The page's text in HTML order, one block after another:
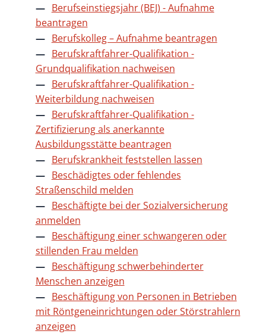
Berufseinstiegsjahr (BEJ) - Aufnahme
beantragen
Berufskolleg – Aufnahme beantragen
Berufskraftfahrer-Qualifikation -
Grundqualifikation nachweisen
Berufskraftfahrer-Qualifikation -
Weiterbildung nachweisen
Berufskraftfahrer-Qualifikation -
Zertifizierung als anerkannte
Ausbildungsstätte beantragen
Berufskrankheit feststellen lassen
Beschädigtes oder fehlendes
Straßenschild melden
Beschäftigte bei der Sozialversicherung
anmelden
Beschäftigung einer schwangeren oder
stillenden Frau melden
Beschäftigung schwerbehinderter
Menschen anzeigen
Beschäftigung von Personen in Betrieben
mit Röntgeneinrichtungen oder Störstrahlern
anzeigen